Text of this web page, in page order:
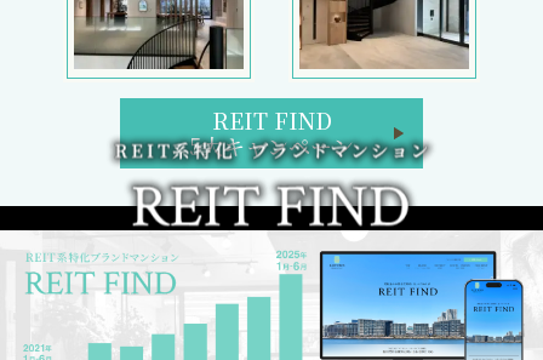
REIT FIND
5大キャンペーン